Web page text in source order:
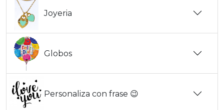
Joyeria
Globos
Personaliza con frase 😉